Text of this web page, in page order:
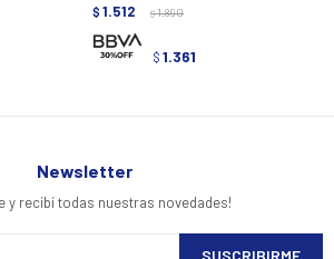
$ 1.512 $ 1.890
$ 1.361
Newsletter
y recibí todas nuestras novedades!